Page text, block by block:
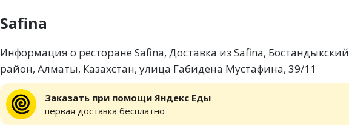
Safina
Информация о ресторане Safina, Доставка из Safina, Бостандыкский
район, Алматы, Казахстан, улица Габидена Мустафина, 39/11
Заказать при помощи Яндекс Еды
первая доставка бесплатно